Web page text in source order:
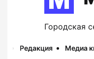
Городская
Редакция Медиа